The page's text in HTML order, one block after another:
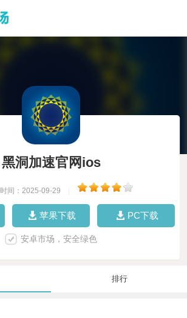
黑洞加速官网ios
时间：2025-09-29
苹果下载 PC下载
安卓市场，安全绿色
排行